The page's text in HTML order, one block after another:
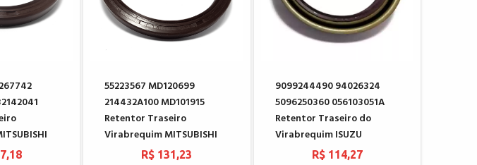
55223567 MD120699
214432A100 MD101915
Retentor Traseiro
Virabrequim MITSUBISHI
R$ 131,23
9099244490 94026324
5096250360 056103051A
Retentor Traseiro do
Virabrequim ISUZU
R$ 114,27